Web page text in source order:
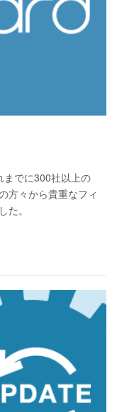
でに300社以上の
方々から貴重なフィ
。